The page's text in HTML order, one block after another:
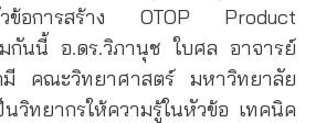
อการสร้าง OTOP Product
กันนี้ อ.ดร.วิภานุช ใบศล อาจารย์
มี คณะวิทยาศาสตร์ มหาวิทยาลัย
วิทยากรให้ความรู้ในหัวข้อ เทคนิค